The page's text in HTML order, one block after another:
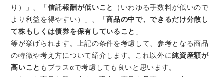
り）」、「 信託報酬が低いこと
（いわゆる手数料が低いので
より利益を得やすい）」、「商品の中で、できるだけ分散し
て株もしくは債券を保有していること 」
等が挙げられます。上記の条件を考慮して、参考となる商品
の特徴や考え方について紹介します。これ以外に純資産額が
高いこと もプラスαで考慮しても良いと思います。